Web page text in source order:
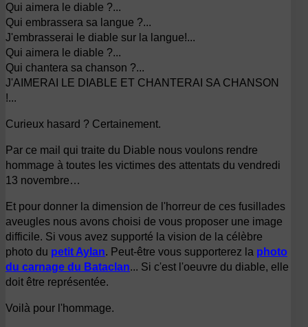
Qui aimera le diable ?...
Qui embrassera sa langue ?...
J'embrasserai le diable sur la langue!...
Qui aimera le diable ?...
Qui chantera sa chanson ?...
J'AIMERAI LE DIABLE ET CHANTERAI SA CHANSON
!...
Curieux hasard ? Certainement.
Par ce mail qui traite du Diable nous voulons rendre
hommage à toutes les victimes des attentats du vendredi
13 novembre…
Et pour donner la dimension de l'horreur de ces fusillades
aveugles nous avons choisi de vous proposer une image
difficile. Si vous avez supporté la vision de la célèbre
photo du petit Aylan. Peut-être vous supporterez la photo
du carnage du Bataclan... Si c'est l'oeuvre du diable, elle
doit être représentée.
Voilà pour l'hommage.